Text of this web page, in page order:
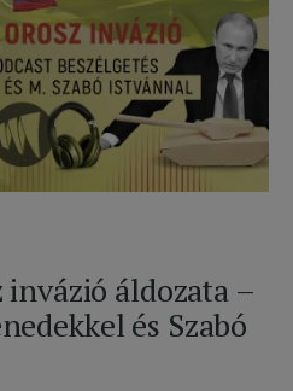
invázió áldozata –
és Szabó